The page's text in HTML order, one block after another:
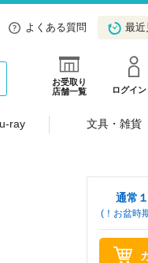
よくある質問 最近
お受取り
店舗一覧
ログイン
ray 文具・雑貨
通常
(！お盆時